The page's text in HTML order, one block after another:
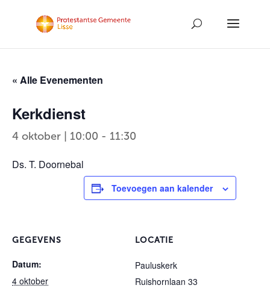
« Alle Evenementen
Kerkdienst
4 oktober | 10:00 - 11:30
Ds. T. Doornebal
Toevoegen aan kalender
GEGEVENS
Datum:
4 oktober
LOCATIE
Pauluskerk
Ruishornlaan 33